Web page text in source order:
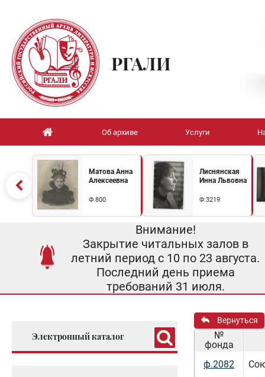
РГАЛИ
Об архиве Услуги
Матова Анна
Алексеевна
Ф.800
Лиснянская
Инна Львовна
Ф.3219
Внимание!
Закрытие читальных залов в
летний период с 10 по 23 августа.
Последний день приема
требований 31 июля.
Электронный каталог
Вернуться
№
фонда
ф.2082